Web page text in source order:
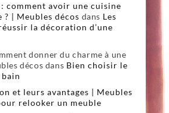
comment avoir une cuisine
| Meubles décos dans Les
la décoration d’une
donner du charme à une
décos dans Bien choisir le
et leurs avantages | Meubles
relooker un meuble